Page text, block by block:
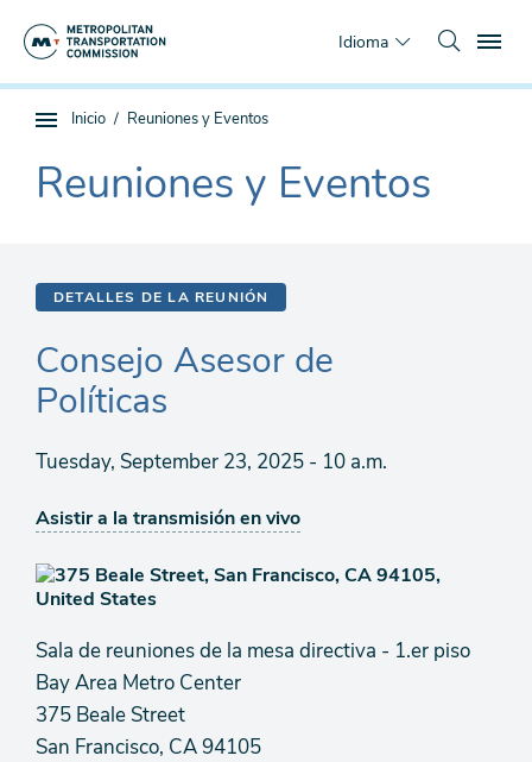
Idioma
Navegación
de
subpágina
Estás
Inicio Reuniones y Eventos
The
current
Reuniones y Eventos
DETALLES DE LA REUNIÓN
Consejo Asesor de
Políticas
Tuesday, September 23, 2025 - 10 a.m.
Asistir a la transmisión en vivo
Sala de reuniones de la mesa directiva - 1.er piso
Bay Area Metro Center
375 Beale Street
San Francisco, CA 94105